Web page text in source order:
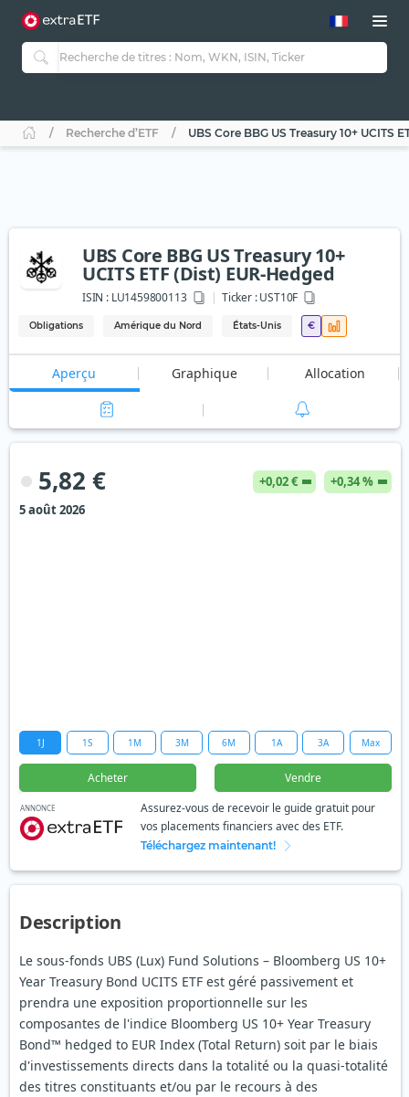
Recherche d’ETF UBS Core BBG US Treasury 10+ UCITS
UBS Core BBG US Treasury 10+
UCITS ETF (Dist) EUR-Hedged
ISIN :LU1459800113 Ticker :UST10F
Obligations Amérique du Nord États-Unis €
Aperçu Graphique Allocation
5,82 € +0,02 €
+0,34 %
5 août 2026
1J 1S 1M 3M 6M 1A 3A Max
Acheter Vendre
ANNONCE
Assurez-vous de recevoir le guide gratuit pour
vos placements financiers avec des ETF.
Téléchargez maintenant!
Description
Le sous-fonds UBS (Lux) Fund Solutions – Bloomberg US 10+
Year Treasury Bond UCITS ETF est géré passivement et
prendra une exposition proportionnelle sur les
composantes de l'indice Bloomberg US 10+ Year Treasury
Bond™ hedged to EUR Index (Total Return) soit par le biais
d'investissements directs dans la totalité ou la quasi-totalité
des titres constituants et/ou par le recours à des